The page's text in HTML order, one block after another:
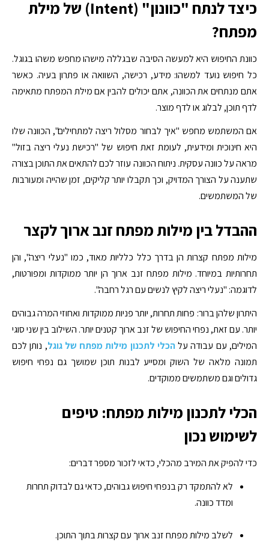
כיצד לנתח "כוונון" (Intent) של מילת
מפתח?
כוונת החיפוש היא למעשה הסיבה שבגללה מישהו מחפש משהו בגוגל.
כל חיפוש נועד למשהו: מידע, רכישה, השוואה או פתרון בעיה. כאשר
אתם מנתחים את הכוונה, אתם יכולים להבין אם מילת המפתח מתאימה
לדף תוכן, לבלוג או לדף מוצר.
אם המשתמש מחפש "איך לבחור מסלול ריצה למתחילים", הכוונה שלו
היא חינוכית ומידעית, לעומת זאת חיפוש של "רכישת נעלי ריצה בזול"
מראה על כוונה עסקית. ניתוח הכוונה עוזר לכם להתאים את התוכן בצורה
שתענה על הצורך המדויק, וכך תקבלו יותר קליקים, זמן שהייה ומעורבות
של המשתמשים.
ההבדל בין מילות מפתח זנב ארוך לקצר
מילות מפתח קצרות הן בדרך כלל כלליות מאוד, כמו "נעלי ריצה", והן
תחרותיות במיוחד. מילות מפתח זנב ארוך הן יותר ממוקדות ומפורטות,
לדוגמה: "נעלי ריצה לקיץ לנשים עם רגל רחבה".
היתרון שלהן ברור: פחות תחרות, יותר פניות ממוקדות ואחוזי המרה גבוהים
יותר. עם זאת, נפחי החיפוש של זנב ארוך קטנים יותר. השילוב בין שני סוגי
המילים, עם עבודה עלהכלי לתכנון מילות מפתח של גוגל, נותן לכם
תמונה מלאה של השוק ומסייע לבנות תוכן שמושך גם נפחי חיפוש
גדולים וגם משתמשים ממוקדים.
הכלי לתכנון מילות מפתח: טיפים
לשימוש נכון
כדי להפיק את המירב מהכלי, כדאי לזכור מספר דברים:
לא להתמקד רק בנפחי חיפוש גבוהים, כדאי גם לבדוק תחרות
ומדד כוונה.
לשלב מילות מפתח זנב ארוך עם קצרות בתוך התוכן.